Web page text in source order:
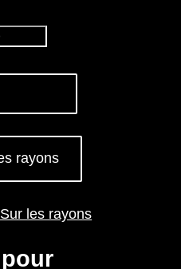
rayons
les rayons